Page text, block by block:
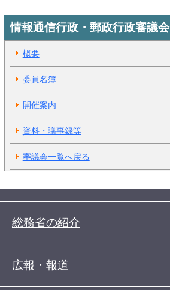
情報通信行政・郵政行政審議会
概要
委員名簿
開催案内
資料・議事録等
審議会一覧へ戻る
総務省の紹介
広報・報道